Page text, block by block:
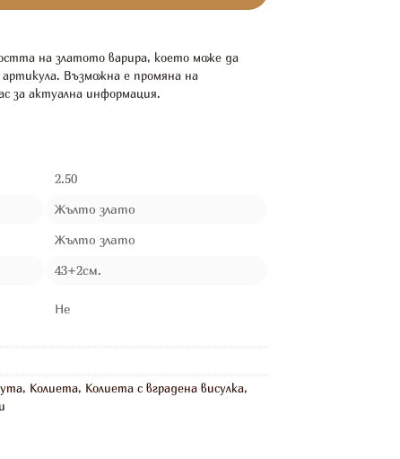
на златото варира, което може да
Възможна е промяна на
за актуална информация.
2.50
Жълто злато
Жълто злато
43+2см.
Не
, Колиета, Колиета с вградена висулка,